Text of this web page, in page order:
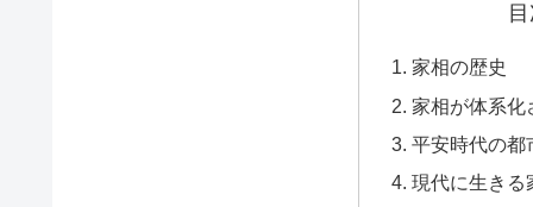
家相の歴史
家相が体系化
平安時代の都
現代に生きる